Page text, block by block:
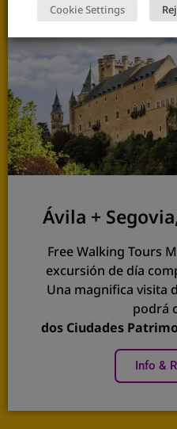
Ávila +
Free Walking Tours
excursión de día
Una magnifica visita
podrá
dos Ciudades
Info &
Cookie Settings